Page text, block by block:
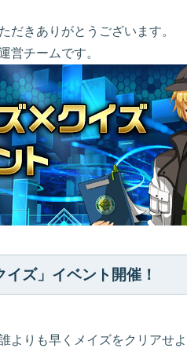
だきありがとうございます。
営チームです。
イズ」イベント開催！
よりも早くメイズをクリアせ